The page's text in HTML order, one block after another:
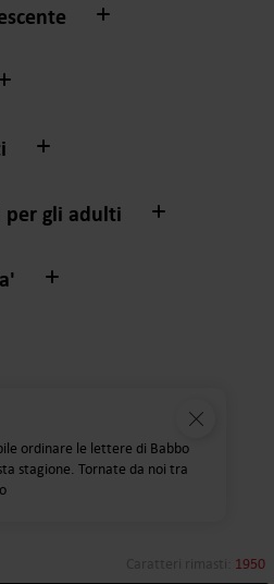
per gli adulti
ordinare le lettere di Babbo
stagione. Tornate da noi tra
1950